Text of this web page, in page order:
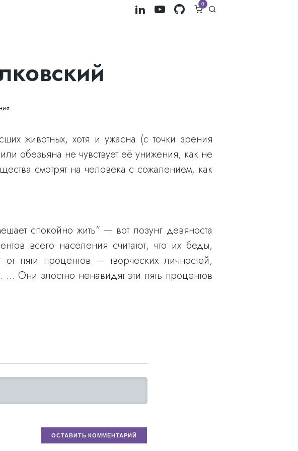
0
животных, хотя и ужасна (с точки зрения
обезьяна не чувствует её унижения, как не
смотрят на человека с сожалением, как
спокойно жить“ — вот лозунг девяноста
всего населения считают, что их беды,
пяти процентов — творческих личностей,
Они злостно ненавидят эти пять процентов